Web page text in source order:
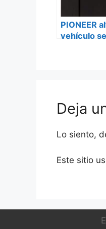
PIONEER
vehículo
Deja
Lo siento,
Este sitio